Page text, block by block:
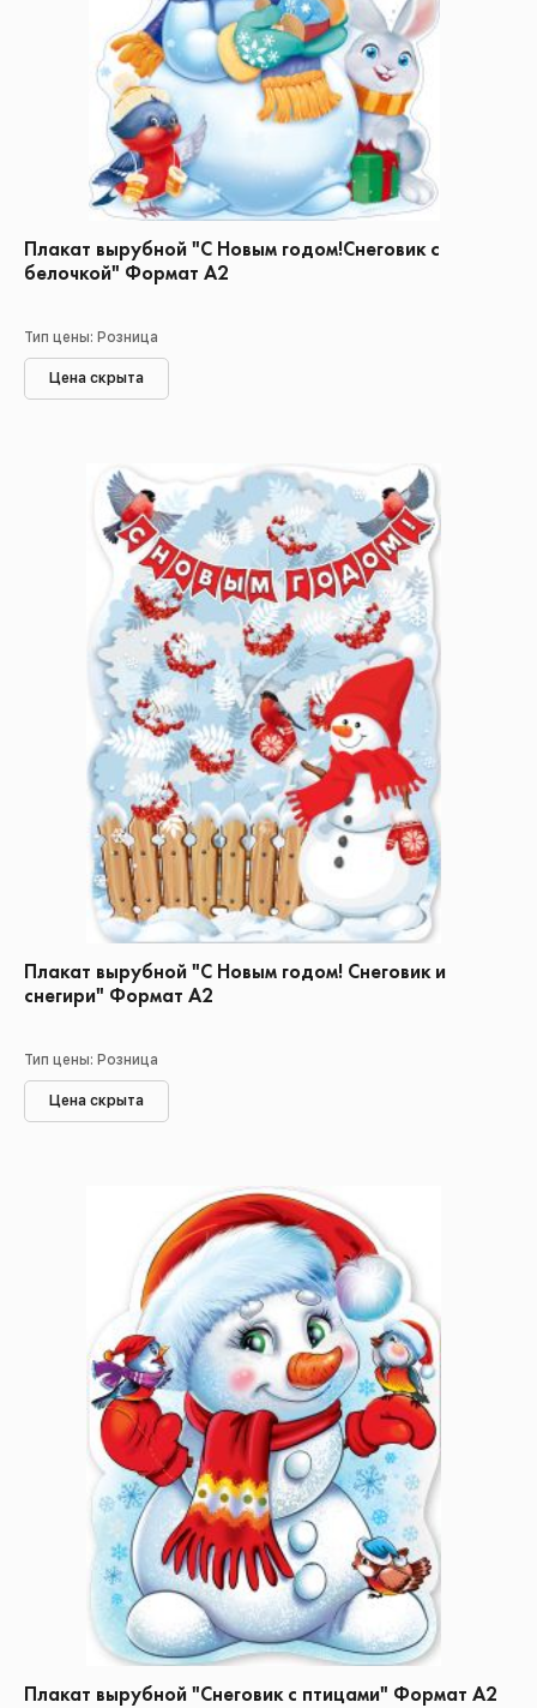
Плакат вырубной "С Новым годом!Снеговик с
белочкой" Формат А2
Тип цены: Розница
Цена скрыта
Плакат вырубной "С Новым годом! Снеговик и
снегири" Формат А2
Тип цены: Розница
Цена скрыта
Плакат вырубной "Снеговик с птицами" Формат А2